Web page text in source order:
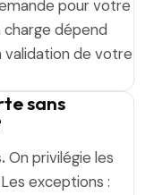
pour votre
charge dépend
de votre
sans
On privilégie les
exceptions :